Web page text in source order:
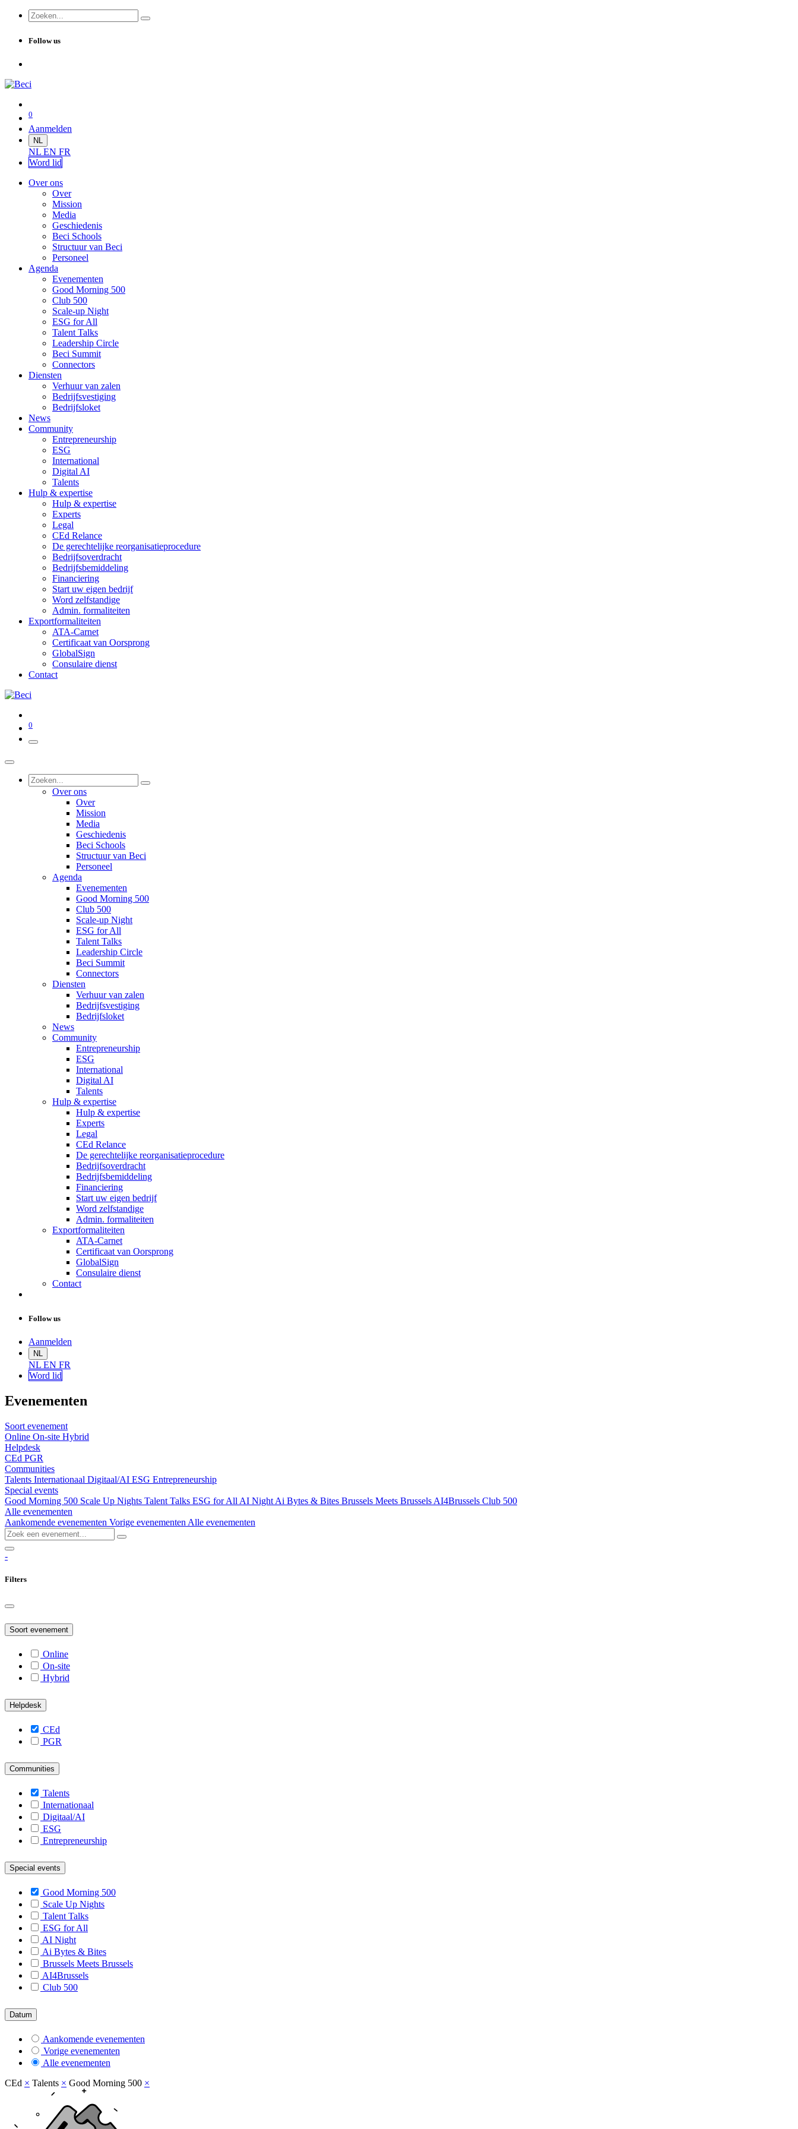
Follow us
0
Aanmelden
NL
NL EN FR
Word lid
Over ons
Over
Mission
Media
Geschiedenis
Beci Schools
Structuur van Beci
Personeel
Agenda
Evenementen
Good Morning 500
Club 500
Scale-up Night
ESG for All
Talent Talks
Leadership Circle
Beci Summit
Connectors
Diensten
Verhuur van zalen
Bedrijfsvestiging
Bedrijfsloket
News
Community
Entrepreneurship
ESG
International
Digital AI
Talents
Hulp & expertise
Hulp & expertise
Experts
Legal
CEd Relance
De gerechtelijke reorganisatieprocedure
Bedrijfsoverdracht
Bedrijfsbemiddeling
Financiering
Start uw eigen bedrijf
Word zelfstandige
Admin. formaliteiten
Exportformaliteiten
ATA-Carnet
Certificaat van Oorsprong
GlobalSign
Consulaire dienst
Contact
0
Over ons
Over
Mission
Media
Geschiedenis
Beci Schools
Structuur van Beci
Personeel
Agenda
Evenementen
Good Morning 500
Club 500
Scale-up Night
ESG for All
Talent Talks
Leadership Circle
Beci Summit
Connectors
Diensten
Verhuur van zalen
Bedrijfsvestiging
Bedrijfsloket
News
Community
Entrepreneurship
ESG
International
Digital AI
Talents
Hulp & expertise
Hulp & expertise
Experts
Legal
CEd Relance
De gerechtelijke reorganisatieprocedure
Bedrijfsoverdracht
Bedrijfsbemiddeling
Financiering
Start uw eigen bedrijf
Word zelfstandige
Admin. formaliteiten
Exportformaliteiten
ATA-Carnet
Certificaat van Oorsprong
GlobalSign
Consulaire dienst
Contact
Follow us
Aanmelden
NL
NL EN FR
Word lid
Evenementen
Soort evenement
Online On-site Hybrid
Helpdesk
CEd PGR
Communities
Talents Internationaal Digitaal/AI ESG Entrepreneurship
Special events
Good Morning 500 Scale Up Nights Talent Talks ESG for All AI Night Ai Bytes & Bites Brussels Meets Brussels AI4Brussels Club 500
Alle evenementen
Aankomende evenementen Vorige evenementen Alle evenementen
-
Filters
Soort evenement
Online
On-site
Hybrid
Helpdesk
CEd
PGR
Communities
Talents
Internationaal
Digitaal/AI
ESG
Entrepreneurship
Special events
Good Morning 500
Scale Up Nights
Talent Talks
ESG for All
AI Night
Ai Bytes & Bites
Brussels Meets Brussels
AI4Brussels
Club 500
Datum
Aankomende evenementen
Vorige evenementen
Alle evenementen
CEd × Talents × Good Morning 500 ×